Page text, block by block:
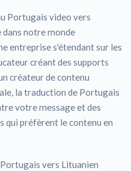
Portugais video vers
dans notre monde
entreprise s'étendant sur les
créant des supports
créateur de contenu
la traduction de Portugais
votre message et des
qui préfèrent le contenu en
vers Lituanien